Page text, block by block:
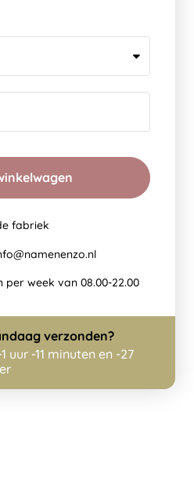
fabriek
per week van 08.00-22.00
verzonden?
uur -11 minuten en -27